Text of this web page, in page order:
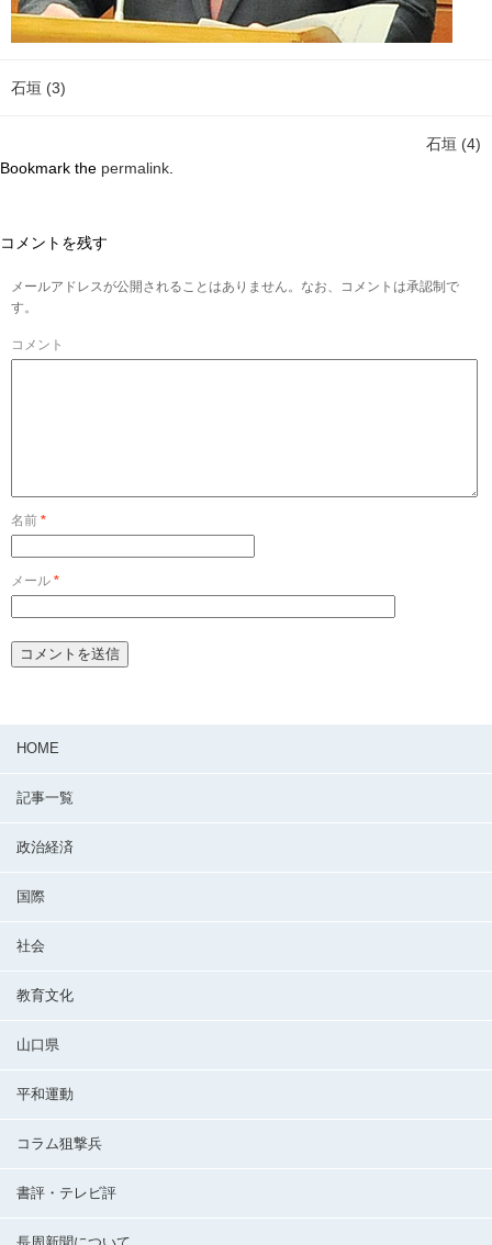
石垣 (3)
石垣 (4)
Bookmark the permalink
コメントを残す
メールアドレスが公開されることはありません。なお、コメントは承認制で
す。
コメント
名前 *
メール *
HOME
記事一覧
政治経済
国際
社会
教育文化
山口県
平和運動
コラム狙撃兵
書評・テレビ評